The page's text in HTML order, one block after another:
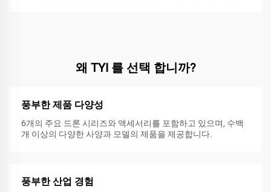
왜 TYI 를 선택 합니까?
풍부한 제품 다양성
6개의 주요 드론 시리즈와 액세서리를 포함하고 있으며, 수백
개 이상의 다양한 사양과 모델의 제품을 제공합니다.
풍부한 산업 경험